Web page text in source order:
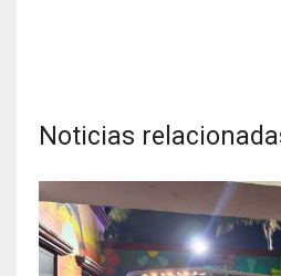
Noticias